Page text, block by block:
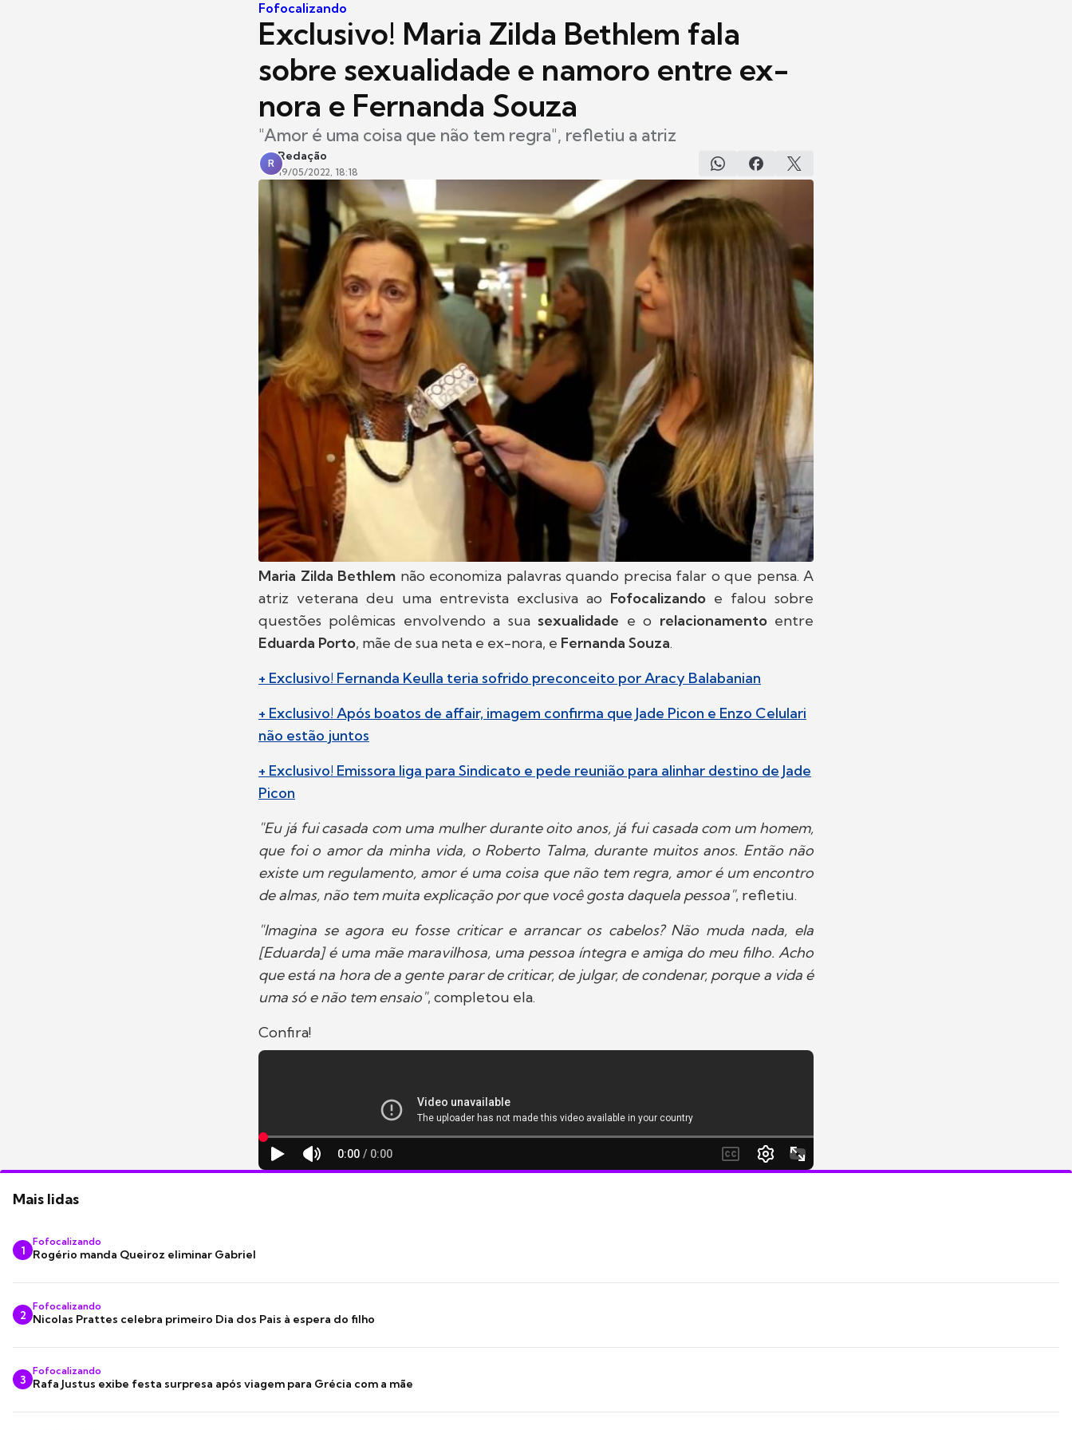
Fofocalizando
Exclusivo! Maria Zilda Bethlem fala
sobre sexualidade e namoro entre ex-
nora e Fernanda Souza
"Amor é uma coisa que não tem regra", refletiu a atriz
R
Redação
19/05/2022, 18:18
Maria Zilda Bethlem não economiza palavras quando precisa falar o que pensa. A
atriz veterana deu uma entrevista exclusiva ao Fofocalizando e falou sobre
questões polêmicas envolvendo a suasexualidade e o relacionamento entre
Eduarda Porto, mãe de sua neta e ex-nora, e Fernanda Souza.
+ Exclusivo! Fernanda Keulla teria sofrido preconceito por Aracy Balabanian
+ Exclusivo! Após boatos de affair, imagem confirma que Jade Picon e Enzo Celulari
não estão juntos
+ Exclusivo! Emissora liga para Sindicato e pede reunião para alinhar destino de Jade
Picon
"Eu já fui casada com uma mulher durante oito anos, já fui casada com um homem,
que foi o amor da minha vida, o Roberto Talma, durante muitos anos. Então não
existe um regulamento, amor é uma coisa que não tem regra, amor é um encontro
de almas, não tem muita explicação por que você gosta daquela pessoa", refletiu.
"Imagina se agora eu fosse criticar e arrancar os cabelos? Não muda nada, ela
[Eduarda] é uma mãe maravilhosa, uma pessoa íntegra e amiga do meu filho. Acho
que está na hora de a gente parar de criticar, de julgar, de condenar, porque a vida é
uma só e não tem ensaio", completou ela.
Confira!
Mais lidas
1
Fofocalizando
Rogério manda Queiroz eliminar Gabriel
2
Fofocalizando
Nicolas Prattes celebra primeiro Dia dos Pais à espera do filho
3
Fofocalizando
Rafa Justus exibe festa surpresa após viagem para Grécia com a mãe